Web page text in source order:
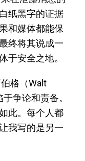
纸黑字的证据
和媒体都能保
终将其说成一
于安全之地。
格（Walt
争论和责备。
此。每个人都
我写的是另一